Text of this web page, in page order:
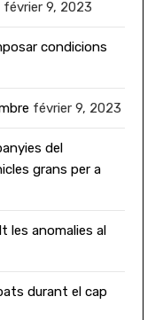
février 9, 2023
condicions
février 9, 2023
del
grans per a
les anomalies al
durant el cap